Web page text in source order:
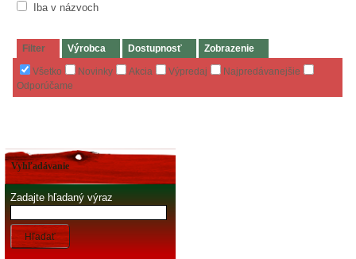
Iba v názvoch
Filter Výrobca Dostupnosť Zobrazenie
Všetko Novinky Akcia Výpredaj
Najpredávanejšie
Odporúčame
Vyhľadávanie
Zadajte hľadaný výraz
Hľadať